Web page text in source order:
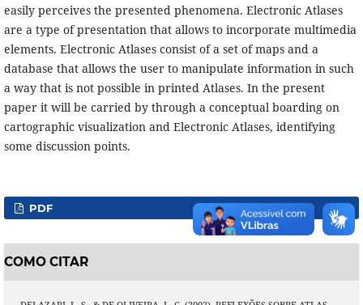
easily perceives the presented phenomena. Electronic Atlases
are a type of presentation that allows to incorporate multimedia
elements. Electronic Atlases consist of a set of maps and a
database that allows the user to manipulate information in such
a way that is not possible in printed Atlases. In the present
paper it will be carried by through a conceptual boarding on
cartographic visualization and Electronic Atlases, identifying
some discussion points.
PDF
COMO CITAR